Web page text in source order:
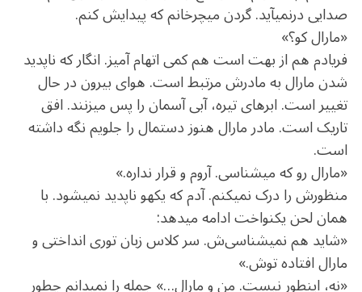
صدایی درنمی‏آید. گردن می‏چرخانم که پیدایش کنم.
«مارال کو؟»
فریادم هم از بهت است هم کمی اتهام ‏آمیز. انگار که ناپدید
شدن مارال به مادرش مرتبط است. هوای بیرون در حال
تغییر است. ابرهای تیره، آبی آسمان را پس می‏زنند. افق
تاریک است. مادر مارال هنوز دستمال را جلویم نگه داشته
است.
«مارال رو که می‏شناسی. آروم و قرار نداره.»
منظورش را درک نمی‏کنم. آدم که یکهو ناپدید نمی‏شود. با
همان لحن یکنواخت ادامه می‏دهد:
«شاید هم نمی‏شناسی‌ش. سر کلاس زبان توری انداختی و
مارال افتاده توش.»
«نه، این‏طور نیست. من و مارال…» جمله را نمی‏دانم چطور